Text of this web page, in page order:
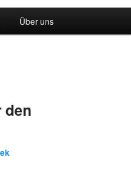
Über uns
den